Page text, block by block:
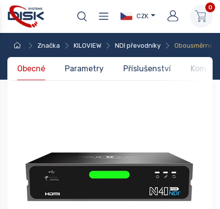
CZK
0
Značka KILOVIEW NDI převodníky Obousměrné
Obecné Parametry Příslušenství